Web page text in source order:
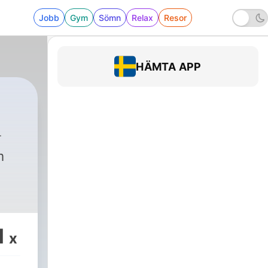
Jobb Gym Sömn Relax Resor
x
HÄMTA APP